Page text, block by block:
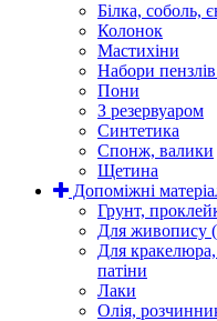
Білка, соболь,
Колонок
Мастихіни
Набори
Пони
З резервуаром
Синтетика
Спонж, валики
Щетина
Допоміжні
Грунт,
Для живопису
Для кракелюра,
патіни
Лаки
Олія,